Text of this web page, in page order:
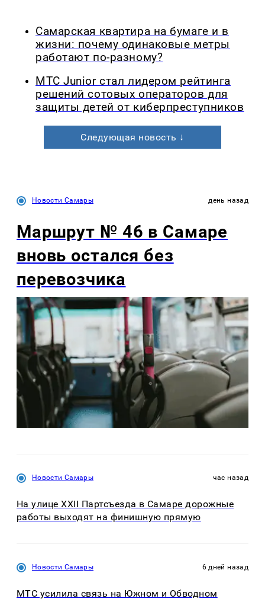
Самарская квартира на бумаге и в
жизни: почему одинаковые метры
работают по-разному?
МТС Junior стал лидером рейтинга
решений сотовых операторов для
защиты детей от киберпреступников
Следующая новость ↓
Новости Самары день назад
Маршрут № 46 в Самаре
вновь остался без
перевозчика
Новости Самары час назад
На улице XXII Партсъезда в Самаре дорожные
работы выходят на финишную прямую
Новости Самары 6 дней назад
МТС усилила связь на Южном и Обводном